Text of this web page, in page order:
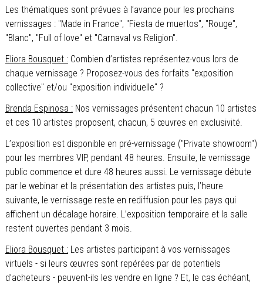
Les thématiques sont prévues à l’avance pour les prochains
vernissages : "Made in France", "Fiesta de muertos", "Rouge",
"Blanc", "Full of love" et "Carnaval vs Religion".
Eliora Bousquet :Combien d’artistes représentez-vous lors de
chaque vernissage ? Proposez-vous des forfaits "exposition
collective" et/ou "exposition individuelle" ?
Brenda Espinosa :Nos vernissages présentent chacun 10 artistes
et ces 10 artistes proposent, chacun, 5 œuvres en exclusivité.
L’exposition est disponible en pré-vernissage ("Private showroom")
pour les membres VIP, pendant 48 heures. Ensuite, le vernissage
public commence et dure 48 heures aussi. Le vernissage débute
par le webinar et la présentation des artistes puis, l’heure
suivante, le vernissage reste en rediffusion pour les pays qui
affichent un décalage horaire. L’exposition temporaire et la salle
restent ouvertes pendant 3 mois.
Eliora Bousquet :Les artistes participant à vos vernissages
virtuels - si leurs œuvres sont repérées par de potentiels
d’acheteurs - peuvent-ils les vendre en ligne ? Et, le cas échéant,